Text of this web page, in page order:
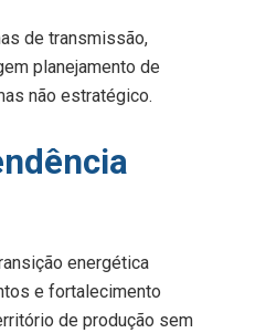
de transmissão,
planejamento de
não estratégico.
energética
e fortalecimento
de produção sem